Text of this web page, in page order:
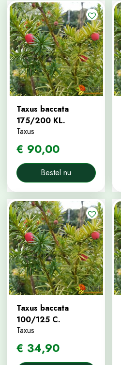
Taxus baccata
175/200 KL.
Taxus
€ 90,00
Bestel nu
Taxus baccata
100/125 C.
Taxus
€ 34,90